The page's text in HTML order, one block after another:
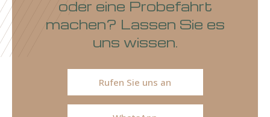
oder eine Probefahrt
machen? Lassen Sie es
uns wissen.
Rufen Sie uns an